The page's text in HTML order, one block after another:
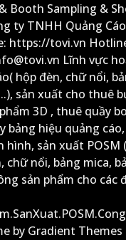
Booth Sampling &
ty TNHH Quảng
https://tovi.vn
Lĩnh vực
hộp đèn, chữ nổi,
sản xuất cho thuê
3D , thuê quầy
bảng hiệu quảng
sản xuất POSM
nổi, bảng mica,
sản phẩm cho các
by Gradient